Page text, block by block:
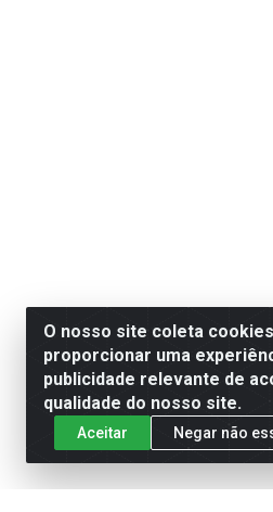
O nosso site coleta
proporcionar uma
publicidade relevante de
qualidade do nosso site.
Aceitar Negar não